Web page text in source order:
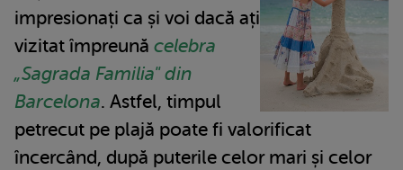
impresionați ca și voi dacă ați
vizitat împreună celebra
„Sagrada Familia" din
Barcelona. Astfel, timpul
petrecut pe plajă poate fi valorificat
încercând, după puterile celor mari și celor